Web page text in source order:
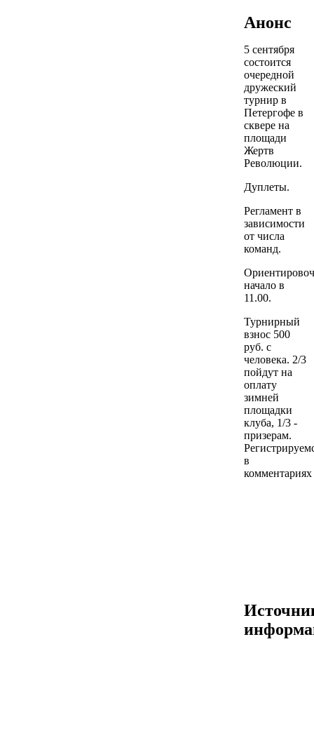
Анонс
5 сентября
состоится
очередной
дружеский
турнир в
Петергофе в
сквере на
площади
Жертв
Революции.
Дуплеты.
Регламент в
зависимости
от числа
команд.
начало в
11.00.
Турнирный
взнос 500
руб. с
человека. 2/3
пойдут на
оплату
зимней
площадки
клуба, 1/3 -
призерам.
в
комментариях